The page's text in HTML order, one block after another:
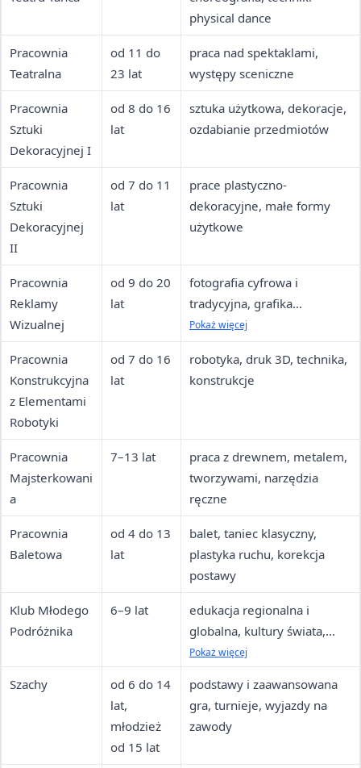
physical dance
Pracownia
Teatralna
od 11 do
23 lat
praca nad spektaklami,
występy sceniczne
Pracownia
Sztuki
Dekoracyjnej I
od 8 do 16
lat
sztuka użytkowa, dekoracje,
ozdabianie przedmiotów
Pracownia
Sztuki
Dekoracyjnej
II
od 7 do 11
lat
prace plastyczno-
dekoracyjne, małe formy
użytkowe
Pracownia
Reklamy
Wizualnej
od 9 do 20
lat
fotografia cyfrowa i
tradycyjna, grafika
komputerowa, design
Pokaż więcej
Pracownia
Konstrukcyjna
z Elementami
Robotyki
od 7 do 16
lat
robotyka, druk 3D, technika,
konstrukcje
Pracownia
Majsterkowani
a
7–13 lat
praca z drewnem, metalem,
tworzywami, narzędzia
ręczne
Pracownia
Baletowa
od 4 do 13
lat
balet, taniec klasyczny,
plastyka ruchu, korekcja
postawy
Klub Młodego
Podróżnika
6–9 lat
edukacja regionalna i
globalna, kultury świata,
tradycja polska
Pokaż więcej
Szachy
od 6 do 14
lat,
młodzież
od 15 lat
podstawy i zaawansowana
gra, turnieje, wyjazdy na
zawody